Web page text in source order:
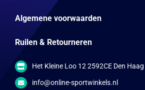
Algemene voorwaarden
Ruilen & Retourneren
Het Kleine Loo 12 2592CE Den Haag
info@online-sportwinkels.nl